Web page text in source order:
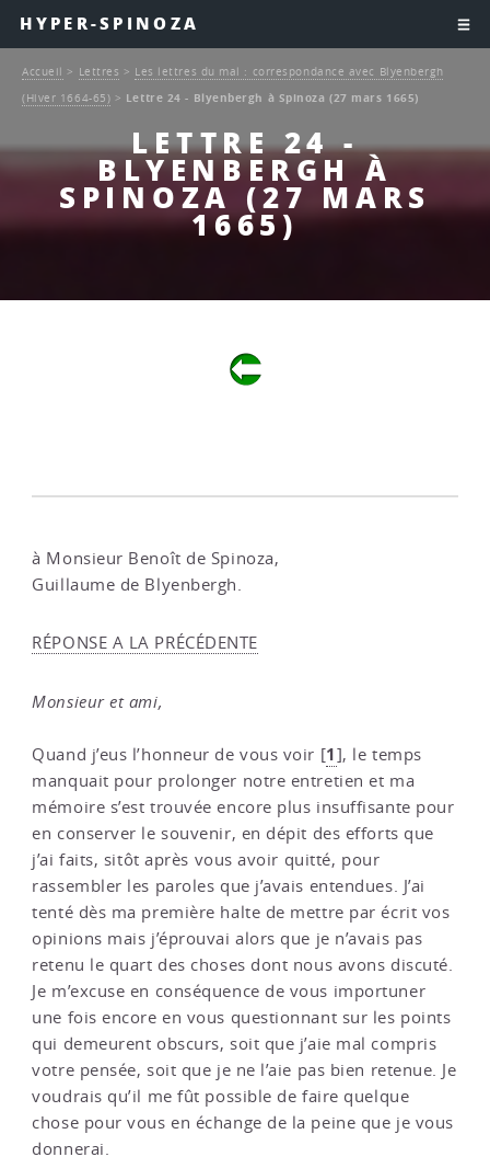
HYPER-SPINOZA
LETTRE 24 -
BLYENBERGH À
SPINOZA (27 MARS
1665)
Accueil > Lettres > Les lettres du mal : correspondance avec Blyenbergh
(Hiver 1664-65) > Lettre 24 - Blyenbergh à Spinoza (27 mars 1665)
à Monsieur Benoît de Spinoza,
Guillaume de Blyenbergh.
RÉPONSE A LA PRÉCÉDENTE
Monsieur et ami,
Quand j’eus l’honneur de vous voir [1], le temps
manquait pour prolonger notre entretien et ma
mémoire s’est trouvée encore plus insuffisante pour
en conserver le souvenir, en dépit des efforts que
j’ai faits, sitôt après vous avoir quitté, pour
rassembler les paroles que j’avais entendues. J’ai
tenté dès ma première halte de mettre par écrit vos
opinions mais j’éprouvai alors que je n’avais pas
retenu le quart des choses dont nous avons discuté.
Je m’excuse en conséquence de vous importuner
une fois encore en vous questionnant sur les points
qui demeurent obscurs, soit que j’aie mal compris
votre pensée, soit que je ne l’aie pas bien retenue. Je
voudrais qu’il me fût possible de faire quelque
chose pour vous en échange de la peine que je vous
donnerai.